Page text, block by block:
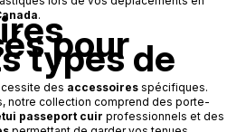
.
pour
types de
des accessoires spécifiques.
notre collection comprend des porte-
passeport cuir professionnels et des